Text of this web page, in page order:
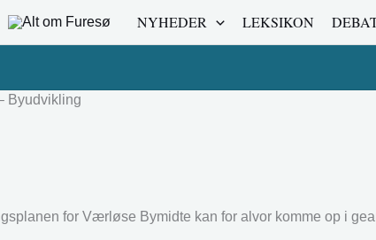
NYHEDER LEKSIKON
Byudvikling
for Værløse Bymidte kan for alvor komme op i